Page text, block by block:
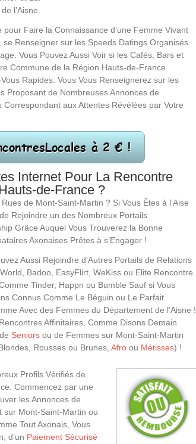
l’Aisne.
pour Faire la Connaissance d’une Femme Vivant
Renseigner sur les Speeds Datings Organisés
Vous Pouvez Aussi Voir si les Cafés, Bars et
Commune de la Région Hauts-de-France
Rapides. Vous Vous Renseignerez sur les
Proposant de Nombreuses Annonces de
Correspondant aux Attentes Révélées par Votre
Internet Pour La Rencontre
de-France ?
de Mont-Saint-Martin ? Si Vous Êtes à l’Aise
Rejoindre un des Nombreux Portails
Grâce Auquel Vous Trouverez la Bonne
Axonaises Prêtes à s’Engager !
Aussi Rejoindre d’Autres Portails de Relations
Badoo, EasyFlirt, WeKiss ou Elite Rencontre.
Tinder, Happn ou Bumble Sauf si Vous
Connus Comme Le Béguin ou Le Parfait
Avec des Femmes du Département de l’Aisne !
Affinitaires, Comme Disons Demain
Seniors ou de Femmes sur Mont-Saint-Martin
Rousses ou Brunes, Afro ou Métisses) !
Profils Vérifiés de
Commencez par une
les Annonces de
sur Mont-Saint-Martin ou
Tout Axonais, Vous
d’un Paiement Sécurisé